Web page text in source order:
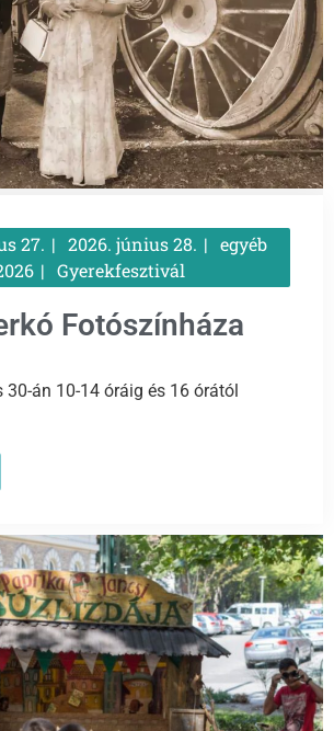
27. 2026. június 28.
egyéb
Gyerekfesztivál
Fotószínháza
30-án 10-14 óráig és 16 órától